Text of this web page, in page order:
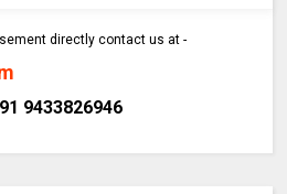
directly contact us at -
9433826946